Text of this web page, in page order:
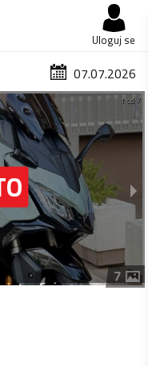
Uloguj se
07.07.2026
1 od 7
7